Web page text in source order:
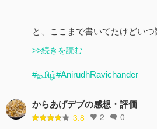
と、ここまで書いてたけどい
>>続きを読む
#தமிழ்#AnirudhRavichander
からあげデブの感想・評価
3.8 2 0